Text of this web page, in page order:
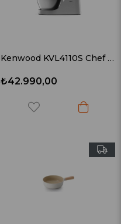
Kenwood KVL4110S Chef XL 1200 Watt 6,7 Lt. Mutfak Şefi Silver
₺42.990,00